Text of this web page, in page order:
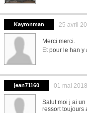
Kayronman 25 avril
Merci merci.
Et pour le han y
jean71160 01 mai
Salut moi j ai
ressort toujours